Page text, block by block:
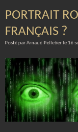
PORTRAIT
FRANÇAIS ?
Posté par Arnaud Pelletier le 16